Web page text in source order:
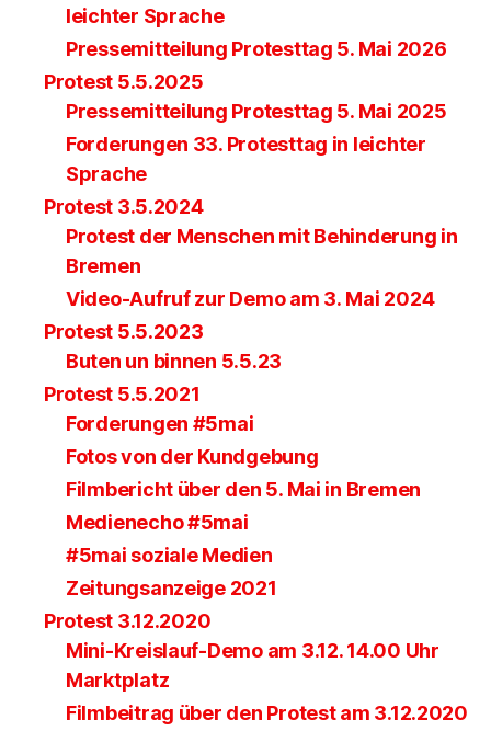
leichter Sprache
Pressemitteilung Protesttag 5. Mai 2026
Protest 5.5.2025
Pressemitteilung Protesttag 5. Mai 2025
Forderungen 33. Protesttag in leichter
Sprache
Protest 3.5.2024
Protest der Menschen mit Behinderung in
Bremen
Video-Aufruf zur Demo am 3. Mai 2024
Protest 5.5.2023
Buten un binnen 5.5.23
Protest 5.5.2021
Forderungen #5mai
Fotos von der Kundgebung
Filmbericht über den 5. Mai in Bremen
Medienecho #5mai
#5mai soziale Medien
Zeitungsanzeige 2021
Protest 3.12.2020
Mini-Kreislauf-Demo am 3.12. 14.00 Uhr
Marktplatz
Filmbeitrag über den Protest am 3.12.2020